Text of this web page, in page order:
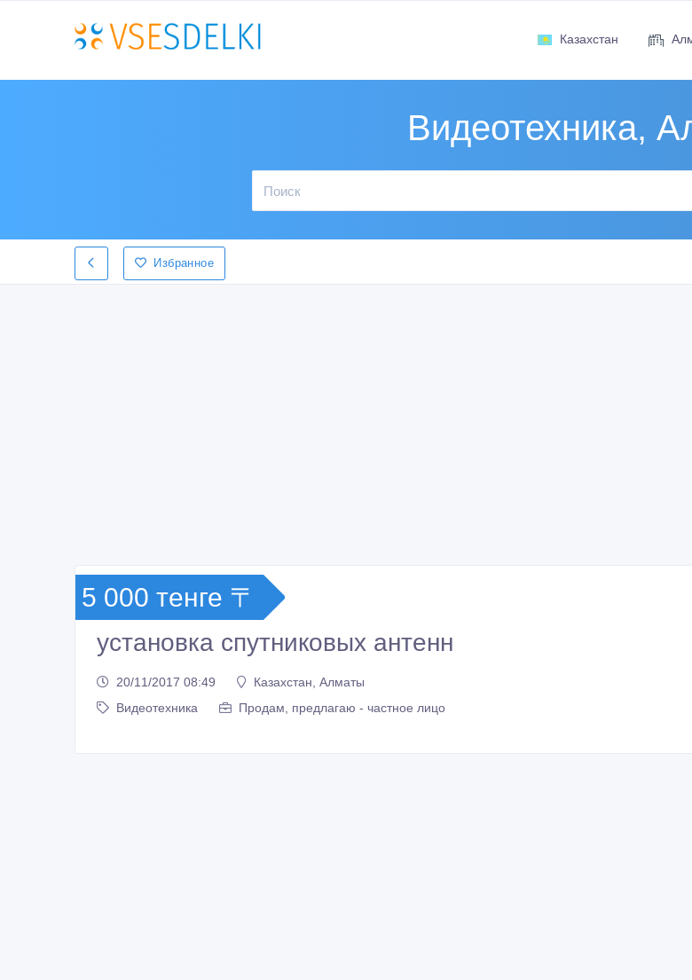
Казахстан
Видеотехника,
Избранное
5 000 тенге 〒
установка спутниковых антенн
20/11/2017 08:49
Казахстан, Алматы
Видеотехника
Продам, предлагаю - частное лицо